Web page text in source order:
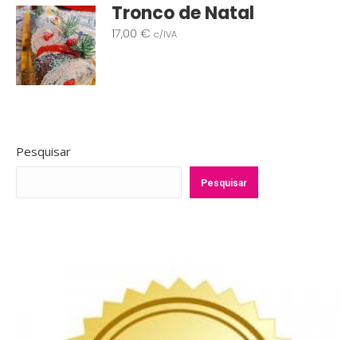
Tronco de Natal
17,00 € c/IVA
Pesquisar
Pesquisar